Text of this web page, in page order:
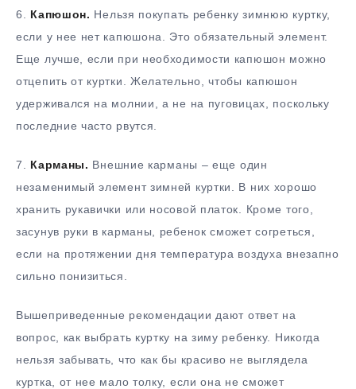
6. Капюшон. Нельзя покупать ребенку зимнюю куртку,
если у нее нет капюшона. Это обязательный элемент.
Еще лучше, если при необходимости капюшон можно
отцепить от куртки. Желательно, чтобы капюшон
удерживался на молнии, а не на пуговицах, поскольку
последние часто рвутся.
7. Карманы. Внешние карманы – еще один
незаменимый элемент зимней куртки. В них хорошо
хранить рукавички или носовой платок. Кроме того,
засунув руки в карманы, ребенок сможет согреться,
если на протяжении дня температура воздуха внезапно
сильно понизиться.
Вышеприведенные рекомендации дают ответ на
вопрос, как выбрать куртку на зиму ребенку. Никогда
нельзя забывать, что как бы красиво не выглядела
куртка, от нее мало толку, если она не сможет